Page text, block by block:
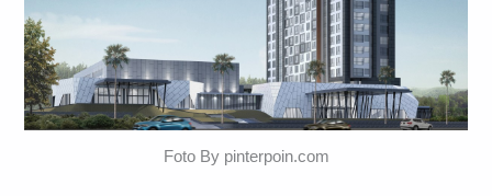
Foto By pinterpoin.com